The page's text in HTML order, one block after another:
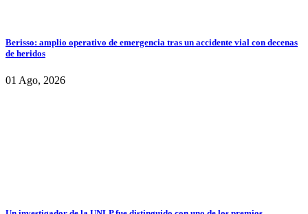
Berisso: amplio operativo de emergencia tras un accidente vial con decenas
de heridos
01 Ago, 2026